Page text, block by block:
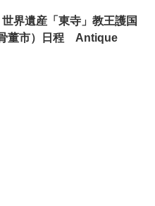
界遺産「東寺」教王護国
董市）日程 Antique